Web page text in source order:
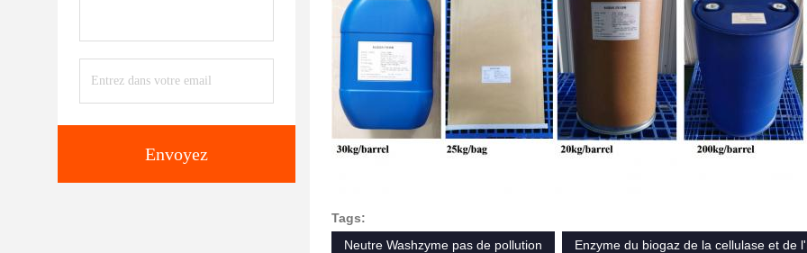
Envoyez
Tags:
Neutre Washzyme pas de pollution
Enzyme du biogaz de la cellulase et de